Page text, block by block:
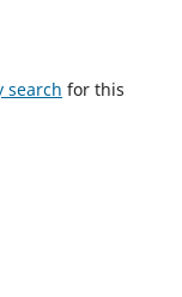
search for this